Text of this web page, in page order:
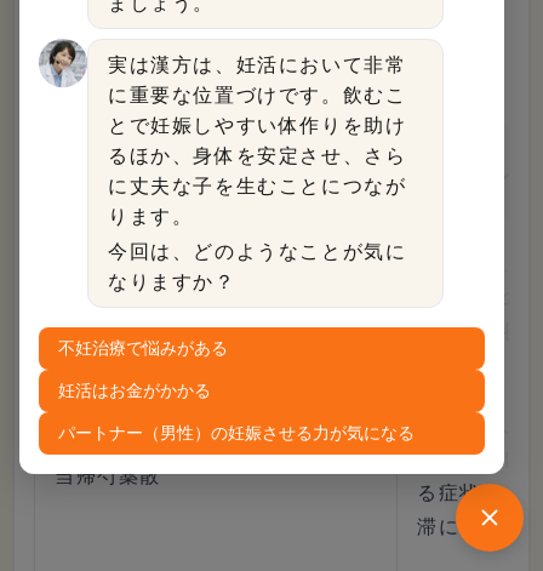
実は漢方は、妊活において非常
に重要な位置づけです。飲むこ
とで妊娠しやすい体作りを助け
るほか、身体を安定させ、さら
に丈夫な子を生むことにつなが
ります。
今回は、どのようなことが気に
なりますか？
不妊治療で悩みがある
妊活はお金がかかる
パートナー（男性）の妊娠させる力が気になる
といわれています。そして、気や血の不足や滞
りだけでなく、冷えに起因する血行不良によって
もホルモンバランスが乱れる恐れがあります。
人参養栄湯（ニンジンヨウエイト
汗、手足の
による症状
当帰芍薬散
虚弱体質、
あり疲労し
る症状、め
滞による症